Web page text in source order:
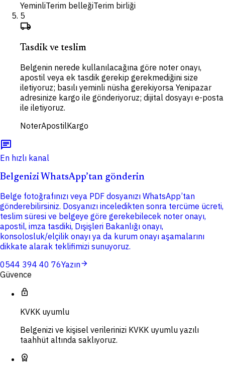
YeminliTerim belleğiTerim birliği
5
local_shipping
Tasdik ve teslim
Belgenin nerede kullanılacağına göre noter onayı,
apostil veya ek tasdik gerekip gerekmediğini size
iletiyoruz; basılı yeminli nüsha gerekiyorsa Yenipazar
adresinize kargo ile gönderiyoruz; dijital dosyayı e-posta
ile iletiyoruz.
NoterApostilKargo
chat
En hızlı kanal
Belgenizi WhatsApp’tan gönderin
Belge fotoğrafınızı veya PDF dosyanızı WhatsApp’tan
gönderebilirsiniz. Dosyanızı inceledikten sonra tercüme ücreti,
teslim süresi ve belgeye göre gerekebilecek noter onayı,
apostil, imza tasdiki, Dışişleri Bakanlığı onayı,
konsolosluk/elçilik onayı ya da kurum onayı aşamalarını
dikkate alarak teklifimizi sunuyoruz.
0544 394 40 76Yazınarrow_forward
Güvence
lock
KVKK uyumlu
Belgenizi ve kişisel verilerinizi KVKK uyumlu yazılı
taahhüt altında saklıyoruz.
workspace_premium